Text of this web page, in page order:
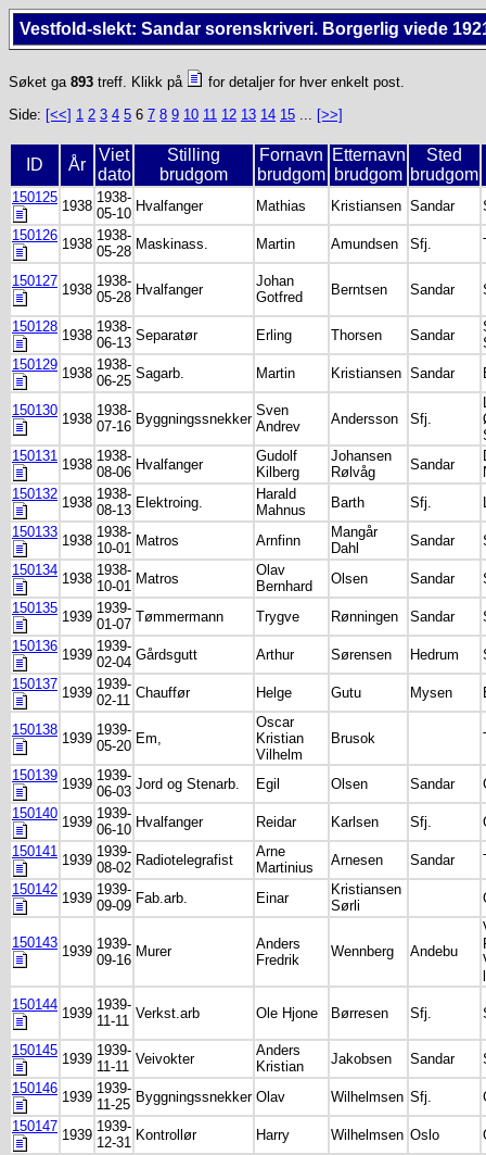
Vestfold-slekt: Sandar sorenskriveri. Borgerlig viede
Søket ga 893 treff. Klikk på
for detaljer for hver enkelt post.
Side: [<<] 1 2 3 4 5 6 7 8 9 10 11 12 13 14 15 ... [>>]
ID År
Viet
dato
Stilling
brudgom
Fornavn
brudgom
Etternavn
brudgom
Sted
brudgom
150125
1938
1938-
05-10 Hvalfanger Mathias Kristiansen Sandar
150126
1938
1938-
05-28 Maskinass. Martin Amundsen Sfj.
150127
1938
1938-
05-28 Hvalfanger
Johan
Gotfred
Berntsen Sandar
150128
1938
1938-
06-13 Separatør Erling Thorsen Sandar
150129
1938
1938-
06-25 Sagarb. Martin Kristiansen Sandar
150130
1938
1938-
07-16 Byggningssnekker
Sven
Andrev
Andersson Sfj.
150131
1938
1938-
08-06 Hvalfanger
Gudolf
Kilberg
Johansen
Rølvåg
Sandar
150132
1938
1938-
08-13 Elektroing.
Harald
Mahnus
Barth Sfj.
150133
1938
1938-
10-01 Matros Arnfinn
Mangår
Dahl
Sandar
150134
1938
1938-
10-01 Matros
Olav
Bernhard
Olsen Sandar
150135
1939
1939-
01-07 Tømmermann Trygve Rønningen Sandar
150136
1939
1939-
02-04 Gårdsgutt Arthur Sørensen Hedrum
150137
1939
1939-
02-11 Chauffør Helge Gutu Mysen
150138
1939
1939-
05-20 Em,
Oscar
Kristian
Vilhelm
Brusok
150139
1939
1939-
06-03 Jord og Stenarb. Egil Olsen Sandar
150140
1939
1939-
06-10 Hvalfanger Reidar Karlsen Sfj.
150141
1939
1939-
08-02 Radiotelegrafist
Arne
Martinius
Arnesen Sandar
150142
1939
1939-
09-09 Fab.arb. Einar
Kristiansen
Sørli
150143
1939 1939-
09-16
Murer
Anders
Fredrik
Wennberg Andebu
150144
1939
1939-
11-11 Verkst.arb Ole Hjone Børresen Sfj.
150145
1939
1939-
11-11 Veivokter
Anders
Kristian
Jakobsen Sandar
150146
1939
1939-
11-25 Byggningssnekker Olav Wilhelmsen Sfj.
150147
1939
1939-
12-31 Kontrollør Harry Wilhelmsen Oslo